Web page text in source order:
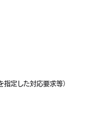
指定した対応要求等）